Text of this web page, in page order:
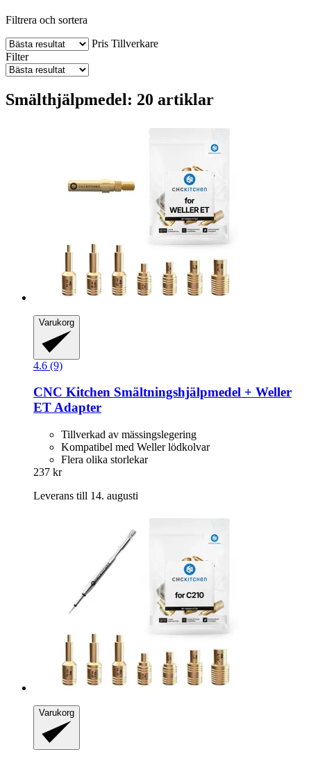
Filtrera och sortera
Pris Tillverkare
Filter
Smälthjälpmedel: 20 artiklar
Varukorg
4.6 (9)
CNC Kitchen Smältningshjälpmedel + Weller
ET Adapter
Tillverkad av mässingslegering
Kompatibel med Weller lödkolvar
Flera olika storlekar
237 kr
Leverans till 14. augusti
Varukorg